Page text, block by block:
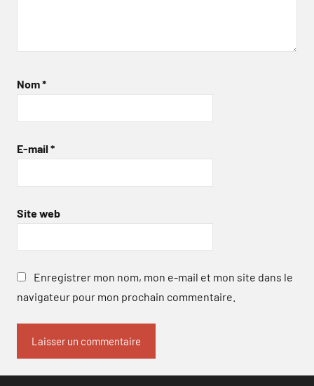
Nom*
E-mail *
Site web
Enregistrer mon nom, mon e-mail et mon site dans le
navigateur pour mon prochain commentaire.